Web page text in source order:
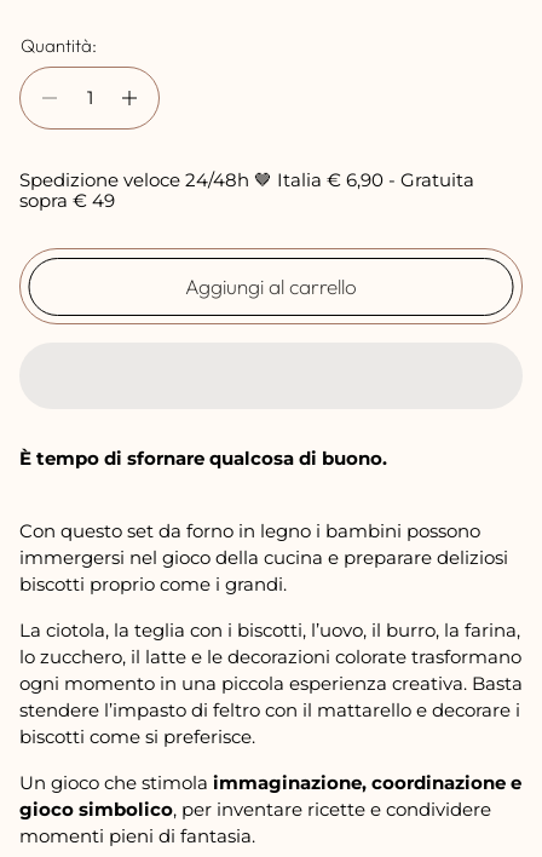
e
z
z
o
n
r
m
Quantità:
Spedizione veloce 24/48h 🤎 Italia € 6,90 - Gratuita
sopra € 49
Aggiungi al carrello
È tempo di sfornare qualcosa di buono.
Con questo set da forno in legno i bambini possono
immergersi nel gioco della cucina e preparare deliziosi
biscotti proprio come i grandi.
La ciotola, la teglia con i biscotti, l’uovo, il burro, la farina,
lo zucchero, il latte e le decorazioni colorate trasformano
ogni momento in una piccola esperienza creativa. Basta
stendere l’impasto di feltro con il mattarello e decorare i
biscotti come si preferisce.
Un gioco che stimola immaginazione, coordinazione e
gioco simbolico, per inventare ricette e condividere
momenti pieni di fantasia.